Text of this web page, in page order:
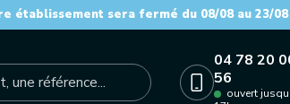
établissement sera fermé du 08/08 au 23/
04 78 20
56
ouvert